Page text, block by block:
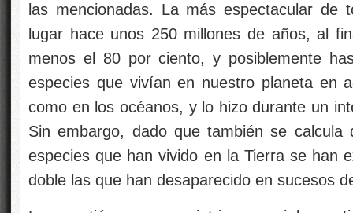
las mencionadas. La más espectacular
lugar hace unos 250 millones de años, al
menos el 80 por ciento, y posiblemente
especies que vivían en nuestro planeta en
como en los océanos, y lo hizo durante un
Sin embargo, dado que también se
especies que han vivido en la Tierra se han
doble las que han desaparecido en sucesos